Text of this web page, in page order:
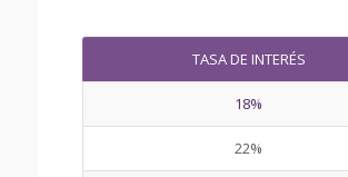
TASA DE INTERÉS
18%
22%